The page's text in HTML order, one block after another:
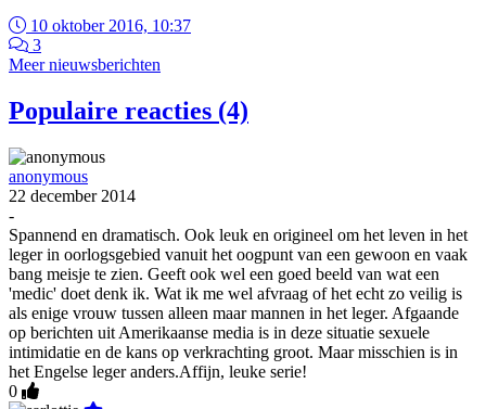
10 oktober 2016, 10:37
3
Meer nieuwsberichten
Populaire reacties (4)
anonymous
22 december 2014
-
Spannend en dramatisch. Ook leuk en origineel om het leven in het
leger in oorlogsgebied vanuit het oogpunt van een gewoon en vaak
bang meisje te zien. Geeft ook wel een goed beeld van wat een
'medic' doet denk ik. Wat ik me wel afvraag of het echt zo veilig is
als enige vrouw tussen alleen maar mannen in het leger. Afgaande
op berichten uit Amerikaanse media is in deze situatie sexuele
intimidatie en de kans op verkrachting groot. Maar misschien is in
het Engelse leger anders.Affijn, leuke serie!
0